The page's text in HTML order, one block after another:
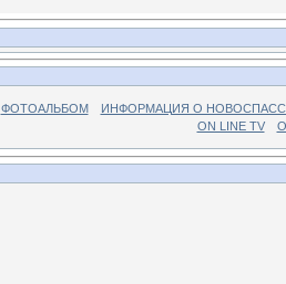
ФОТОАЛЬБОМ
ИНФОРМАЦИЯ О
ON LINE TV